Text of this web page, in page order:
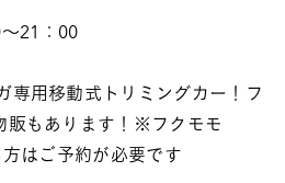
21：00
専用移動式トリミングカー！フ
販もあります！※フクモモ
はご予約が必要です